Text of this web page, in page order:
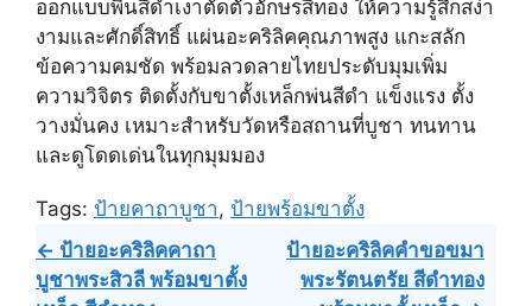
ออกแบบพื้นสีดำเงาตัดตัวอักษรสีทอง ให้ความรู้สึกสง่า
งามและศักดิ์สิทธิ์ แผ่นอะคริลิคคุณภาพสูง แกะสลัก
ข้อความคมชัด พร้อมลวดลายไทยประดับมุมเพิ่ม
ความวิจิตร ติดตั้งกับขาตั้งเหล็กพ่นสีดำ แข็งแรง ตั้ง
วางมั่นคง เหมาะสำหรับวัดหรือสถานที่บูชา ทนทาน
และดูโดดเด่นในทุกมุมมอง
Tags: ป้ายคาถาบูชา, ป้ายพร้อมขาตั้ง
Post
← ป้ายอะคริลิคคาถา
บูชาพระสิวลี พร้อมขาตั้ง
ป้ายอะคริลิคคำขอขมา
พระรัตนตรัย สีดำทอง